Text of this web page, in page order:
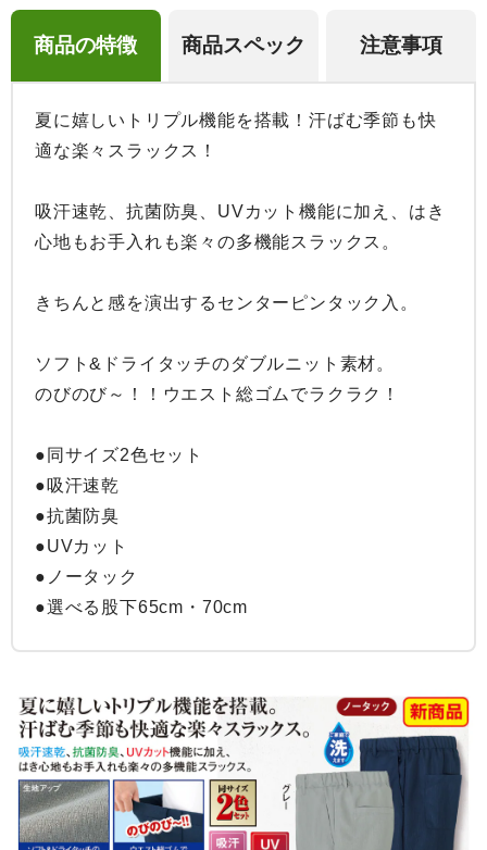
商品の特徴 商品スペック 注意事項
夏に嬉しいトリプル機能を搭載！汗ばむ季節も快
適な楽々スラックス！
吸汗速乾、抗菌防臭、UVカット機能に加え、はき
心地もお手入れも楽々の多機能スラックス。
きちんと感を演出するセンターピンタック入。
ソフト&ドライタッチのダブルニット素材。
のびのび～！！ウエスト総ゴムでラクラク！
●同サイズ2色セット
●吸汗速乾
●抗菌防臭
●UVカット
●ノータック
●選べる股下65cm・70cm